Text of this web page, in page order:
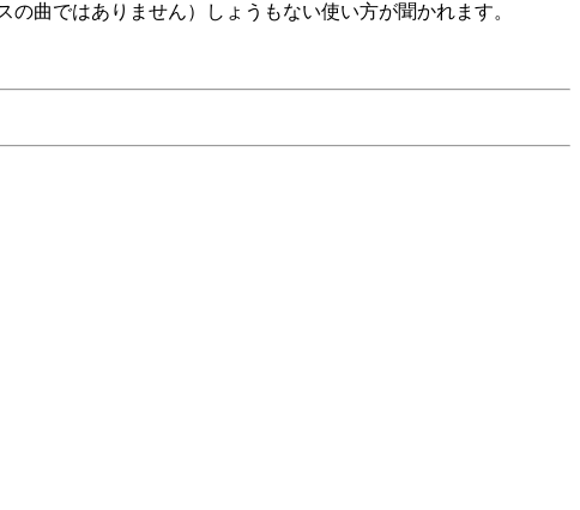
曲ではありません）しょうもない使い方が聞かれます。